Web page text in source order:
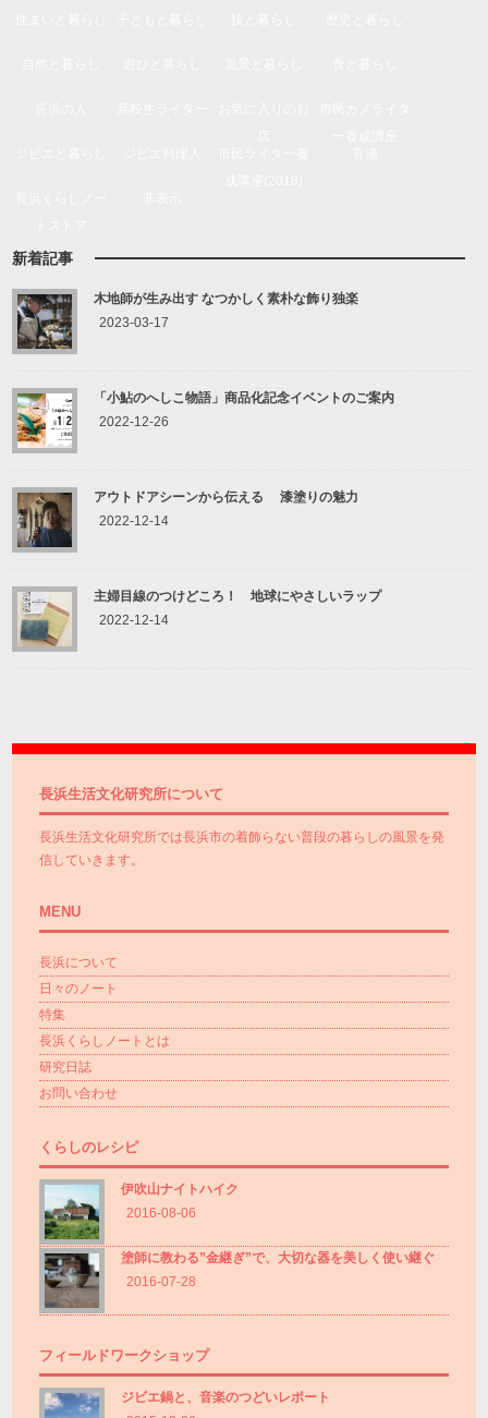
新着記事
木地師が生み出す なつかしく素朴な飾り独楽
2023-03-17
「小鮎のへしこ物語」商品化記念イベントのご案内
2022-12-26
アウトドアシーンから伝える 漆塗りの魅力
2022-12-14
主婦目線のつけどころ！ 地球にやさしいラップ
2022-12-14
長浜生活文化研究所について
長浜生活文化研究所では長浜市の着飾らない普段の暮らしの風景を発
信していきます。
MENU
長浜について
日々のノート
特集
長浜くらしノートとは
研究日誌
お問い合わせ
くらしのレシピ
伊吹山ナイトハイク
2016-08-06
塗師に教わる”金継ぎ”で、大切な器を美しく使い継ぐ
2016-07-28
フィールドワークショップ
ジビエ鍋と、音楽のつどいレポート